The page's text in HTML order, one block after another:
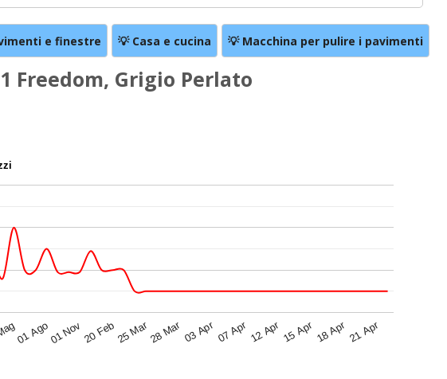
e finestre 💡 Casa e cucina 💡 Macchina per pulire i pavimenti
Freedom, Grigio Perlato
01 Ago01 Nov20 Feb25 Mar28 Mar 03 Apr 07 Apr 12 Apr 15 Apr 18 Apr 21 Apr